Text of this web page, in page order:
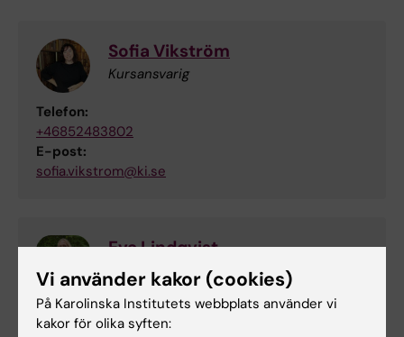
Sofia Vikström
Kursansvarig
Telefon:
+46852483802
E-post:
sofia.vikstrom@ki.se
Eva Lindqvist
Examinator
Telefon:
+46852486431
Vi använder kakor (cookies)
På Karolinska Institutets webbplats använder vi
kakor för olika syften: